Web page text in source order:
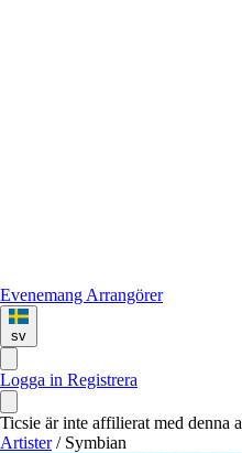
Evenemang Arrangörer
sv
Logga in Registrera
Ticsie är inte affilierat med denna
Artister / Symbian